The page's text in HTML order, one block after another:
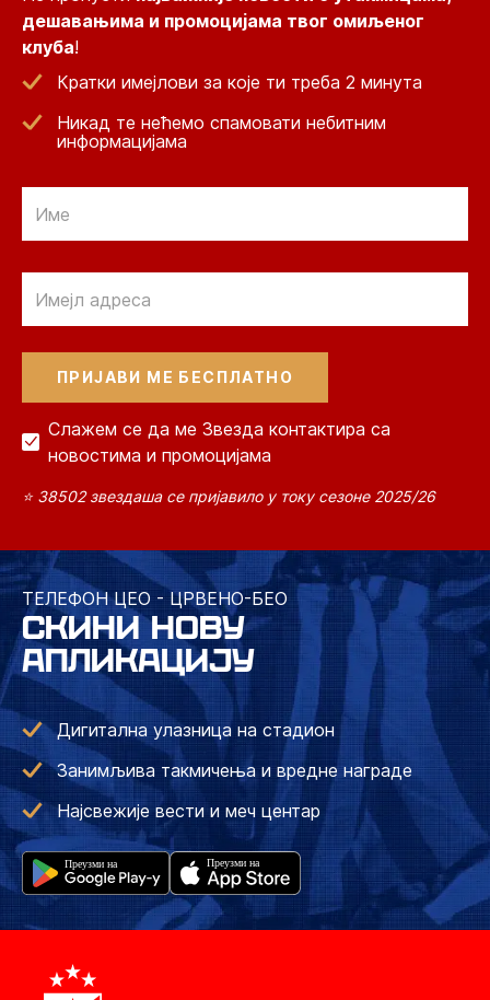
дешавањима и промоцијама твог омиљеног
клуба!
Кратки имејлови за које ти треба 2 минута
Никад те нећемо спамовати небитним
информацијама
Слажем се да ме Звезда контактира са
новостима и промоцијама
⭐ 38502 звездаша се пријавило у току сезоне 2025/26
ТЕЛЕФОН ЦЕО - ЦРВЕНО-БЕО
СКИНИ НОВУ
АПЛИКАЦИЈУ
Дигитална улазница на стадион
Занимљива такмичења и вредне награде
Најсвежије вести и меч центар